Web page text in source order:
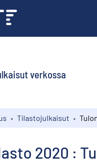
verkossa
Tilastojulkaisut
2020 :